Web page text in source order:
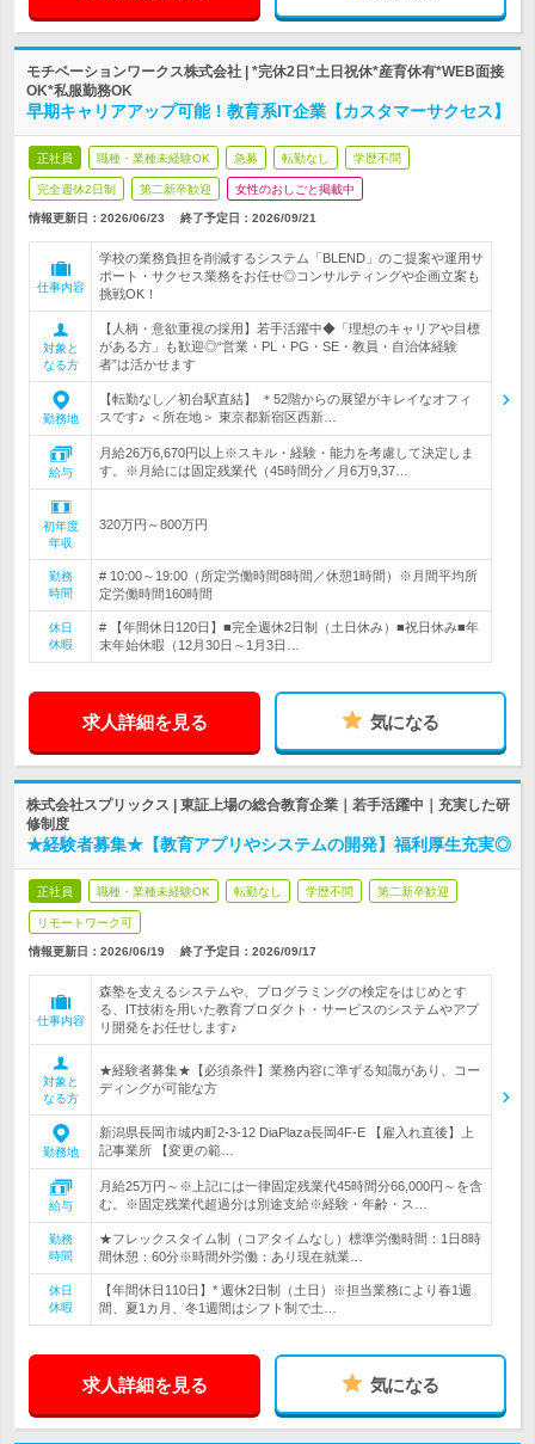
モチベーションワークス株式会社 | *完休2日*土日祝休*産育休有*WEB面接
OK*私服勤務OK
早期キャリアアップ可能！教育系IT企業【カスタマーサクセス】
正社員 職種・業種未経験OK 急募 転勤なし 学歴不問
完全週休2日制 第二新卒歓迎 女性のおしごと掲載中
情報更新日：2026/06/23 終了予定日： 2026/09/21
仕事内容
学校の業務負担を削減するシステム「BLEND」のご提案や運用サ
ポート・サクセス業務をお任せ◎コンサルティングや企画立案も
挑戦OK！
対象と
なる方
【人柄・意欲重視の採用】若手活躍中◆「理想のキャリアや目標
がある方」も歓迎◎“営業・PL・PG・SE・教員・自治体経験
者”は活かせます
勤務地
【転勤なし／初台駅直結】 ＊52階からの展望がキレイなオフィ
スです♪ ＜所在地＞ 東京都新宿区西新…
給与
月給26万6,670円以上※スキル・経験・能力を考慮して決定しま
す。※月給には固定残業代（45時間分／月6万9,37…
初年度
年収
320万円～800万円
勤務
時間
# 10:00～19:00（所定労働時間8時間／休憩1時間）※月間平均所
定労働時間160時間
休日
休暇
# 【年間休日120日】■完全週休2日制（土日休み）■祝日休み■年
末年始休暇（12月30日～1月3日…
求人詳細を見る 気になる
株式会社スプリックス | 東証上場の総合教育企業｜若手活躍中｜充実した研
修制度
★経験者募集★【教育アプリやシステムの開発】福利厚生充実◎
正社員 職種・業種未経験OK 転勤なし 学歴不問 第二新卒歓迎
リモートワーク可
情報更新日：2026/06/19 終了予定日： 2026/09/17
仕事内容
森塾を支えるシステムや、プログラミングの検定をはじめとす
る、IT技術を用いた教育プロダクト・サービスのシステムやアプ
リ開発をお任せします♪
対象と
なる方
★経験者募集★【必須条件】業務内容に準ずる知識があり、コー
ディングが可能な方
勤務地
新潟県長岡市城内町2-3-12 DiaPlaza長岡4F-E 【雇入れ直後】上
記事業所 【変更の範…
給与
月給25万円～※上記には一律固定残業代45時間分66,000円～を含
む。※固定残業代超過分は別途支給※経験・年齢・ス…
勤務
時間
★フレックスタイム制（コアタイムなし）標準労働時間：1日8時
間休憩：60分※時間外労働：あり現在就業…
休日
休暇
【年間休日110日】* 週休2日制（土日）※担当業務により春1週
間、夏1カ月、冬1週間はシフト制で土…
求人詳細を見る 気になる